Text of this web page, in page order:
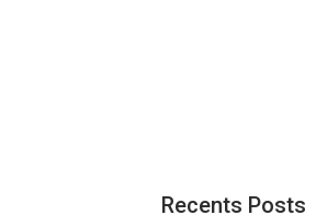
Recents Posts